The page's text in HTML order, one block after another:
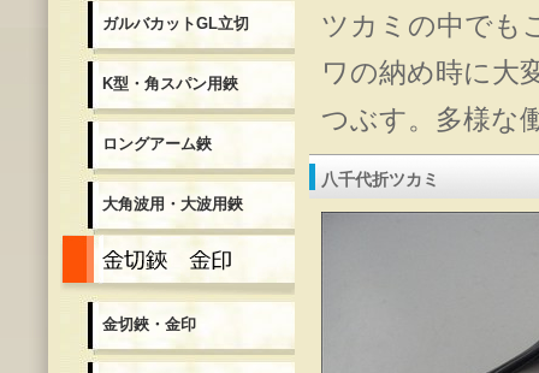
ガルバカットGL立切
K型・角スパン用鋏
ロングアーム鋏
大角波用・大波用鋏
金切鋏・金印
ツカミの中でも
ワの納め時に大
つぶす。多様な
八千代折ツカミ